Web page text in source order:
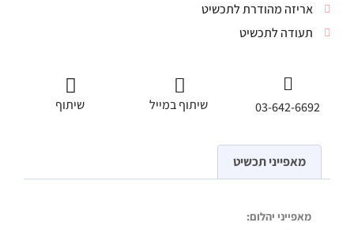
אריזה מהודרת לתכשיט
תעודה לתכשיט
03-642-6692 שיתוף במייל שיתוף
מאפייני תכשיט
מאפייני יהלום: